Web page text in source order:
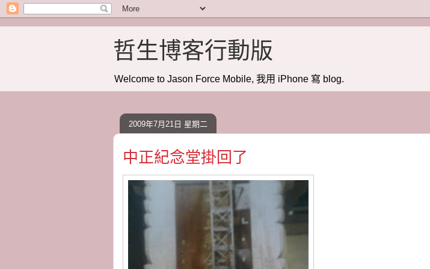
哲生博客行動版
Welcome to Jason Force Mobile, 我用 iPhone 寫 blog.
2009年7月21日 星期二
中正紀念堂掛回了